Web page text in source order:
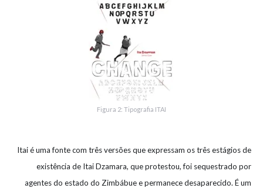
Figura 2: Tipografia ITAI
Itai é uma fonte com três versões que expressam os três estágios de
existência de Itai Dzamara, que protestou, foi sequestrado por
agentes do estado do Zimbábue e permanece desaparecido. É um